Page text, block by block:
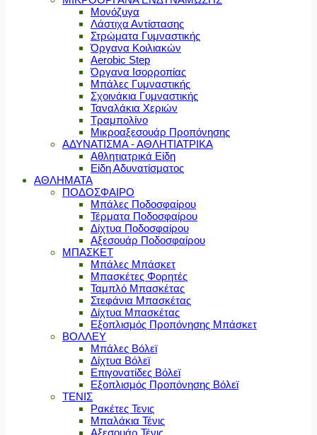
Μονόζυγα
Λάστιχα Αντίστασης
Στρώματα Γυμναστικής
Όργανα Κοιλιακών
Aerobic Step
Όργανα Ισορροπίας
Μπάλες Γυμναστικής
Σχοινάκια Γυμναστικής
Ταναλάκια Χεριών
Τραμπολίνο
Μικροαξεσουάρ Προπόνησης
ΑΔΥΝΑΤΙΣΜΑ - ΑΘΛΗΤΙΑΤΡΙΚΑ
Αθλητιατρικά Είδη
Είδη Αδυνατίσματος
ΑΘΛΗΜΑΤΑ
ΠΟΔΟΣΦΑΙΡΟ
Μπάλες Ποδοσφαίρου
Τέρματα Ποδοσφαίρου
Δίχτυα Ποδοσφαίρου
Αξεσουάρ Ποδοσφαίρου
ΜΠΑΣΚΕΤ
Μπάλες Μπάσκετ
Μπασκέτες Φορητές
Ταμπλό Μπασκέτας
Στεφάνια Μπασκέτας
Δίχτυα Μπασκέτας
Εξοπλισμός Προπόνησης Μπάσκετ
ΒΟΛΛΕΥ
Μπάλες Βόλεϊ
Δίχτυα Βόλεϊ
Επιγονατίδες Βόλεϊ
Εξοπλισμός Προπόνησης Βόλεϊ
ΤΕΝΙΣ
Ρακέτες Τενις
Μπαλάκια Τένις
Αξεσουάρ Τένις